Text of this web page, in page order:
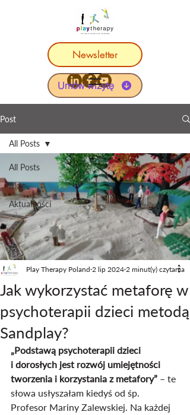
Umów wizytę
Newsletter
Post
All Posts
Blog
Aktualności
All Posts
Jak wykorzystać metaforę w
psychoterapii dzieci metodą
Sandplay?
Play Therapy Poland 2 lip 2024 2 minut(y) czytania
„Podstawą psychoterapii dzieci
i dorosłych jest rozwój umiejętności
tworzenia i korzystania z metafory” – te
słowa usłyszałam kiedyś od śp.
Profesor Mariny Zalewskiej. Na każdej